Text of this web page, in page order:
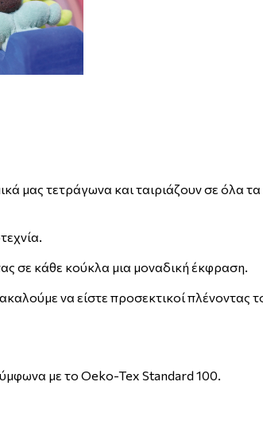
μας τετράγωνα και ταιριάζουν σε όλα
σε κάθε κούκλα μια μοναδική έκφραση.
να είστε προσεκτικοί
με το Oeko-Tex Standard 100.